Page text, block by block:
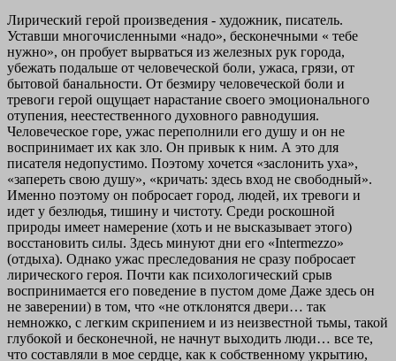
Лирический герой произведения - художник, писатель.
Уставши многочисленными «надо», бесконечными « тебе
нужно», он пробует вырваться из железных рук города,
убежать подальше от человеческой боли, ужаса, грязи, от
бытовой банальности. От безмиру человеческой боли и
тревоги герой ощущает нарастание своего эмоционального
отупения, неестественного духовного равнодушия.
Человеческое горе, ужас переполнили его душу и он не
воспринимает их как зло. Он привык к ним. А это для
писателя недопустимо. Поэтому хочется «заслонить уха»,
«запереть свою душу», «кричать: здесь вход не свободный».
Именно поэтому он побросает город, людей, их тревоги и
идет у безлюдья, тишину и чистоту. Среди роскошной
природы имеет намерение (хоть и не высказывает этого)
восстановить силы. Здесь минуют дни его «Intermezzo»
(отдыха). Однако ужас преследования не сразу побросает
лирического героя. Почти как психологический срыв
воспринимается его поведение в пустом доме Даже здесь он
не заверении) в том, что «не отклонятся двери… так
немножко, с легким скрипением и из неизвестной тьмы, такой
глубокой и бесконечной, не начнут выходить люди… все те,
что составляли в мое сердце, как к собственному укрытию,